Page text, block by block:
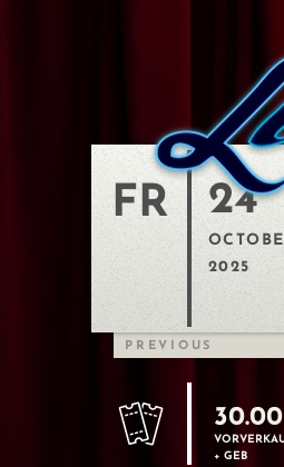
FR 24
2025
PREVIOUS
+ GEB